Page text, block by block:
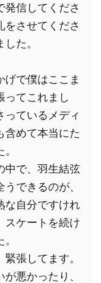
発信してくださ
をさせてくださ
た。
げで僕はここま
ってこれまし
っているメディ
含めて本当にた
中で、羽生結弦
できるのが、
な自分ですけれ
スケートを続け
張してます。
悪かったり、